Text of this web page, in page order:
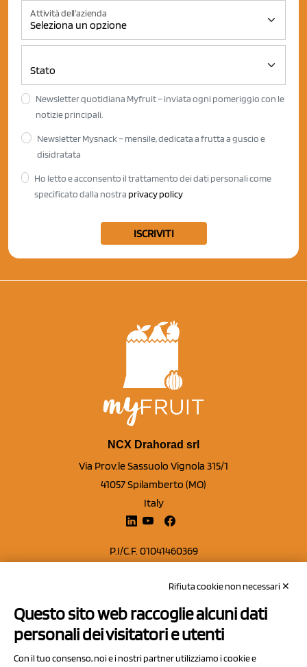
Attività dell'azienda
Newsletter quotidiana Myfruit – inviata ogni pomeriggio con le
notizie principali.
Newsletter Mysnack – mensile, dedicata a frutta a guscio e
disidratata
Ho letto e acconsento il trattamento dei dati personali come
specificato dalla nostra privacy policy
ISCRIVITI
NCX Drahorad srl
Via Prov.le Sassuolo Vignola 315/1
41057 Spilamberto (MO)
Italy
P.I/C.F. 01041460369
Capitale sociale Euro 50.000,00 i.v.
Contatti
Rifiuta cookie non necessari ✕
Questo sito web raccoglie alcuni dati
personali dei visitatori e utenti
Con il tuo consenso, noi e i nostri partner utilizziamo i cookie e